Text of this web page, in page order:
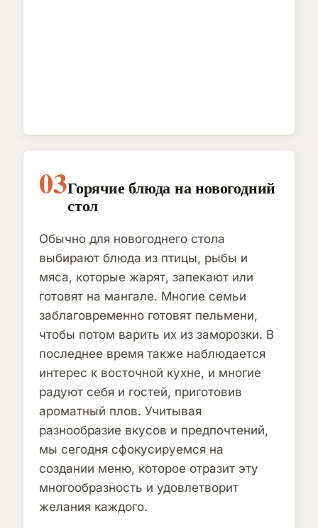
03Горячие блюда на новогодний
стол
Обычно для новогоднего стола
выбирают блюда из птицы, рыбы и
мяса, которые жарят, запекают или
готовят на мангале. Многие семьи
заблаговременно готовят пельмени,
чтобы потом варить их из заморозки. В
последнее время также наблюдается
интерес к восточной кухне, и многие
радуют себя и гостей, приготовив
ароматный плов. Учитывая
разнообразие вкусов и предпочтений,
мы сегодня сфокусируемся на
создании меню, которое отразит эту
многообразность и удовлетворит
желания каждого.